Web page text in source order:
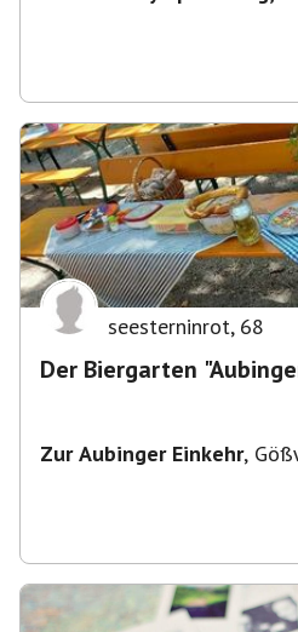
seesterninrot, 68
Zur Aubinger Einkehr,